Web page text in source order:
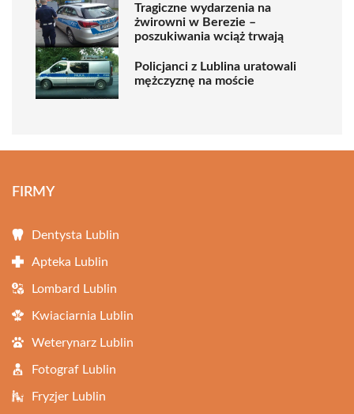
Tragiczne wydarzenia na
żwirowni w Berezie –
poszukiwania wciąż trwają
Policjanci z Lublina uratowali
mężczyznę na moście
FIRMY
Dentysta Lublin
Apteka Lublin
Lombard Lublin
Kwiaciarnia Lublin
Weterynarz Lublin
Fotograf Lublin
Fryzjer Lublin